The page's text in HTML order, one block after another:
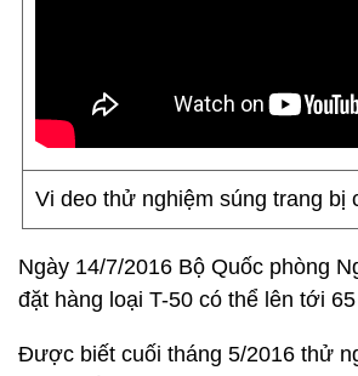
Vi deo thử nghiệm súng trang bị
Ngày 14/7/2016 Bộ Quốc phòng
đặt hàng loại T-50 có thể lên tới
Được biết cuối tháng 5/2016 thử